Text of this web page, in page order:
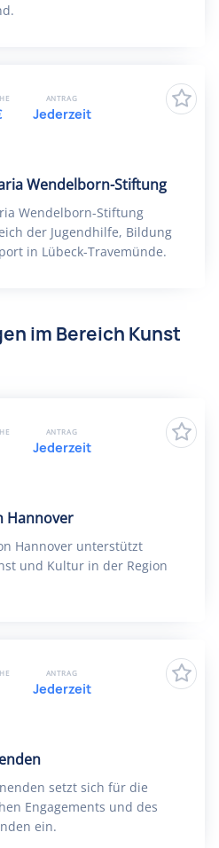
Wendelborn-Stiftung
Wendelborn-Stiftung
der Jugendhilfe, Bildung
in Lübeck-Travemünde.
ANTRAG
Jederzeit
im Bereich Kunst
Hannover
Hannover unterstützt
und Kultur in der Region
ANTRAG
Jederzeit
setzt sich für die
Engagements und des
ein.
ANTRAG
Jederzeit